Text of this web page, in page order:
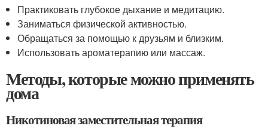
Практиковать глубокое дыхание и медитацию.
Заниматься физической активностью.
Обращаться за помощью к друзьям и близким.
Использовать ароматерапию или массаж.
Методы, которые можно применять
дома
Никотиновая заместительная терапия